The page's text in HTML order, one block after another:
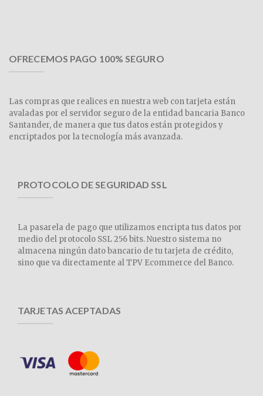
OFRECEMOS PAGO 100% SEGURO
Las compras que realices en nuestra web con tarjeta están
avaladas por el servidor seguro de la entidad bancaria Banco
Santander, de manera que tus datos están protegidos y
encriptados por la tecnología más avanzada.
PROTOCOLO DE SEGURIDAD SSL
La pasarela de pago que utilizamos encripta tus datos por
medio del protocolo SSL 256 bits. Nuestro sistema no
almacena ningún dato bancario de tu tarjeta de crédito,
sino que va directamente al TPV Ecommerce del Banco.
TARJETAS ACEPTADAS